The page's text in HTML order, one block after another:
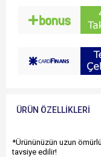
Ücretsiz Montaj:
Yetkili Servis Hizmeti:
Üretim Yeri:
Uyarı ve Genel
ÜRÜN ÖZELLIKLERI
*Ürününüzün uzun
tavsiye edilir!